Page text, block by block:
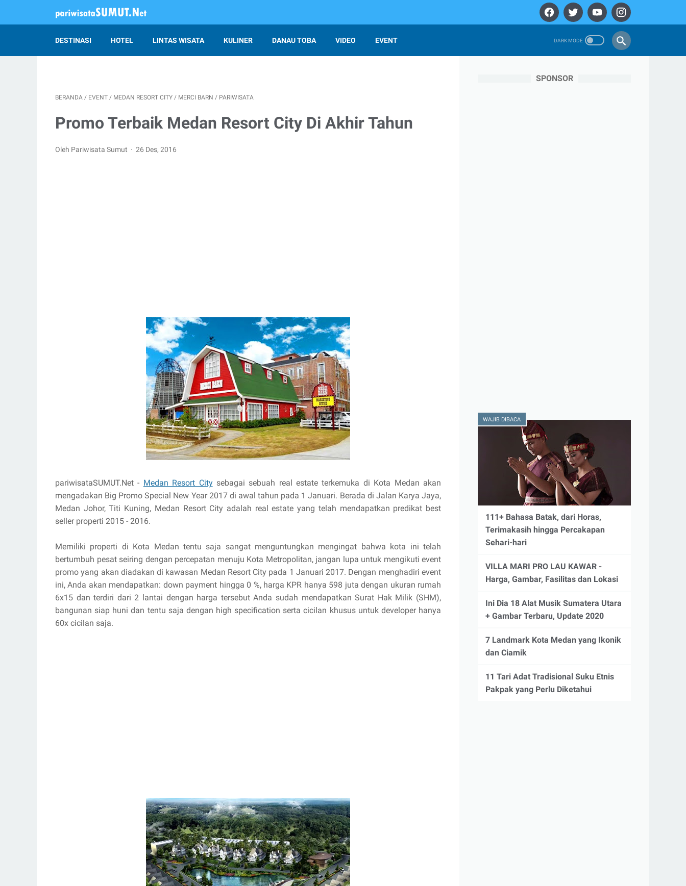
DESTINASI HOTEL LINTAS WISATA KULINER DANAU TOBA VIDEO EVENT
BERANDA / EVENT / MEDAN RESORT CITY / MERCI BARN / PARIWISATA
Promo Terbaik Medan Resort City Di Akhir Tahun
Oleh Pariwisata Sumut 26 Des, 2016
pariwisataSUMUT.Net - Medan Resort Citysebagai sebuah real estate terkemuka di Kota Medan akan
mengadakan Big Promo Special New Year 2017 di awal tahun pada 1 Januari. Berada di Jalan Karya Jaya,
Medan Johor, Titi Kuning, Medan Resort City adalah real estate yang telah mendapatkan predikat best
seller properti 2015 - 2016.
Memiliki properti di Kota Medan tentu saja sangat menguntungkan mengingat bahwa kota ini telah
bertumbuh pesat seiring dengan percepatan menuju Kota Metropolitan, jangan lupa untuk mengikuti event
promo yang akan diadakan di kawasan Medan Resort City pada 1 Januari 2017. Dengan menghadiri event
ini, Anda akan mendapatkan: down payment hingga 0 %, harga KPR hanya 598 juta dengan ukuran rumah
6x15 dan terdiri dari 2 lantai dengan harga tersebut Anda sudah mendapatkan Surat Hak Milik (SHM),
bangunan siap huni dan tentu saja dengan high specification serta cicilan khusus untuk developer hanya
60x cicilan saja.
SPONSOR
WAJIB DIBACA
111+ Bahasa Batak, dari Horas,
Terimakasih hingga Percakapan
Sehari-hari
VILLA MARI PRO LAU KAWAR -
Harga, Gambar, Fasilitas dan Lokasi
Ini Dia 18 Alat Musik Sumatera Utara
+ Gambar Terbaru, Update 2020
7 Landmark Kota Medan yang Ikonik
dan Ciamik
11 Tari Adat Tradisional Suku Etnis
Pakpak yang Perlu Diketahui